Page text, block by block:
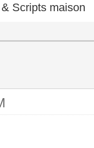
Scripts maison